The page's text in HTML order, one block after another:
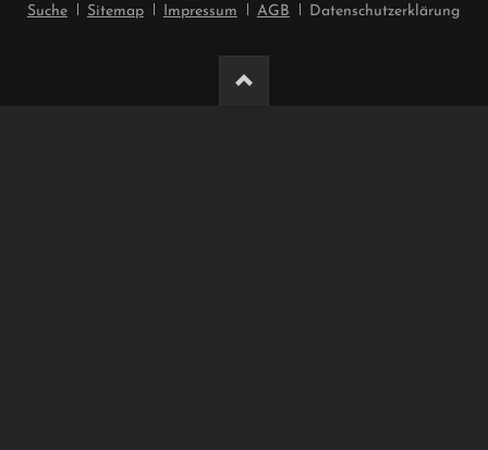
Navigation
Suche Sitemap Impressum AGB Datenschutzerklärung